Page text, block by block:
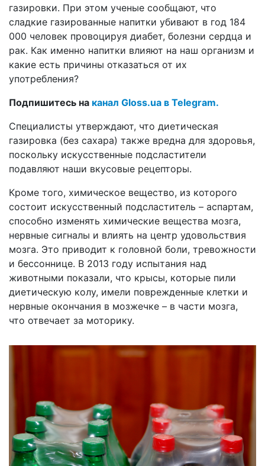
газировки. При этом ученые сообщают, что
сладкие газированные напитки убивают в год 184
000 человек провоцируя диабет, болезни сердца и
рак. Как именно напитки влияют на наш организм и
какие есть причины отказаться от их
употребления?
Подпишитесь на канал Gloss.ua в Telegram.
Специалисты утверждают, что диетическая
газировка (без сахара) также вредна для здоровья,
поскольку искусственные подсластители
подавляют наши вкусовые рецепторы.
Кроме того, химическое вещество, из которого
состоит искусственный подсластитель – аспартам,
способно изменять химические вещества мозга,
нервные сигналы и влиять на центр удовольствия
мозга. Это приводит к головной боли, тревожности
и бессоннице. В 2013 году испытания над
животными показали, что крысы, которые пили
диетическую колу, имели поврежденные клетки и
нервные окончания в мозжечке – в части мозга,
что отвечает за моторику.